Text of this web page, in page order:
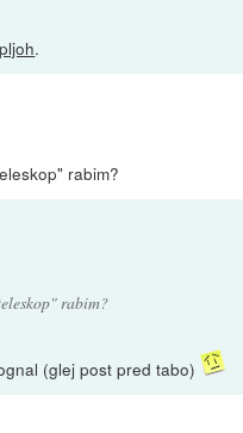
.
rabim?
rabim?
(glej post pred tabo)